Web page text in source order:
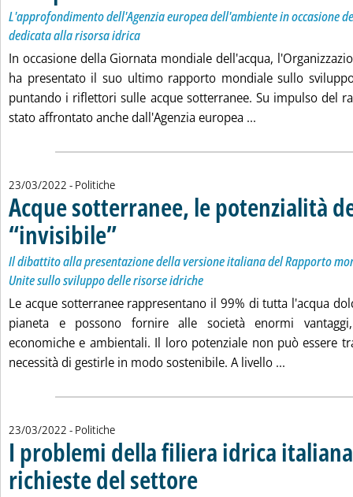
L'approfondimento dell'Agenzia europea dell'ambiente in occasione
dedicata alla risorsa idrica
In occasione della Giornata mondiale dell'acqua,
ha presentato il suo ultimo rapporto mondiale sullo
puntando i riflettori sulle acque sotterranee. Su impulso del
stato affrontato anche dall'Agenzia europea ...
23/03/2022 - Politiche
Acque sotterranee, le potenzialità
“invisibile”. Sottotitolo: Il dibattito alla presentazione della versione
. Pubblicata mercoledì 23 marzo 2022 alle 15.35.
Il dibattito alla presentazione della versione italiana del Rapporto
Unite sullo sviluppo delle risorse idriche
Le acque sotterranee rappresentano il 99% di tutta l'acqua
pianeta e possono fornire alle società enormi
economiche e ambientali. Il loro potenziale non può essere
necessità di gestirle in modo sostenibile. A livello ...
23/03/2022 - Politiche
I problemi della filiera idrica
richieste del settore